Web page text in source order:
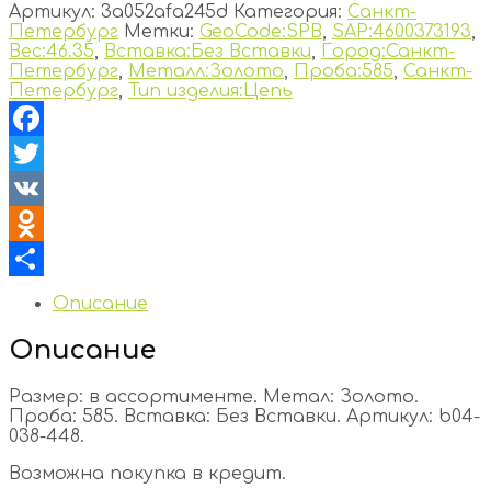
Артикул: 3a052afa245d Категория: Санкт-
Петербург Метки: GeoCode:SPB, SAP:4600373193,
Вес:46.35, Вставка:Без Вставки, Город:Санкт-
Петербург, Металл:Золото, Проба:585, Санкт-
Петербург, Тип изделия:Цепь
Facebook
Twitter
VK
Odnoklassniki
Отправить
Описание
Описание
Размер: в ассортименте. Метал: Золото.
Проба: 585. Вставка: Без Вставки. Артикул: b04-
038-448.
Возможна покупка в кредит.